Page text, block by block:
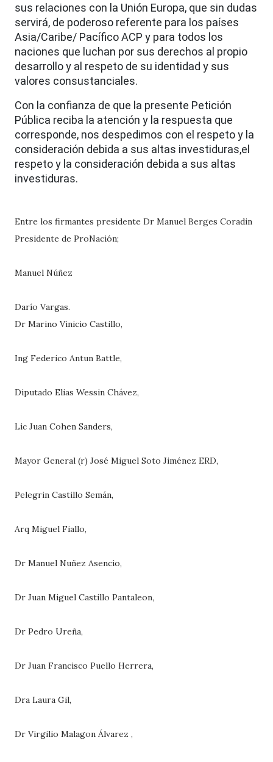
sus relaciones con la Unión Europa, que sin dudas
servirá, de poderoso referente para los países
Asia/Caribe/ Pacífico ACP y para todos los
naciones que luchan por sus derechos al propio
desarrollo y al respeto de su identidad y sus
valores consustanciales.
Con la confianza de que la presente Petición
Pública reciba la atención y la respuesta que
corresponde, nos despedimos con el respeto y la
consideración debida a sus altas investiduras,el
respeto y la consideración debida a sus altas
investiduras.
Entre los firmantes presidente Dr Manuel Berges Coradin
Presidente de ProNación;
Manuel Núñez
Darío Vargas.
Dr Marino Vinicio Castillo,
Ing Federico Antun Battle,
Diputado Elias Wessin Chávez,
Lic Juan Cohen Sanders,
Mayor General (r) José Miguel Soto Jiménez ERD,
Pelegrin Castillo Semán,
Arq Miguel Fiallo,
Dr Manuel Nuñez Asencio,
Dr Juan Miguel Castillo Pantaleon,
Dr Pedro Ureña,
Dr Juan Francisco Puello Herrera,
Dra Laura Gil,
Dr Virgilio Malagon Álvarez ,